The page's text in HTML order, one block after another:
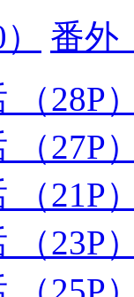
番外
（28P）
（27P）
（21P）
（23P）